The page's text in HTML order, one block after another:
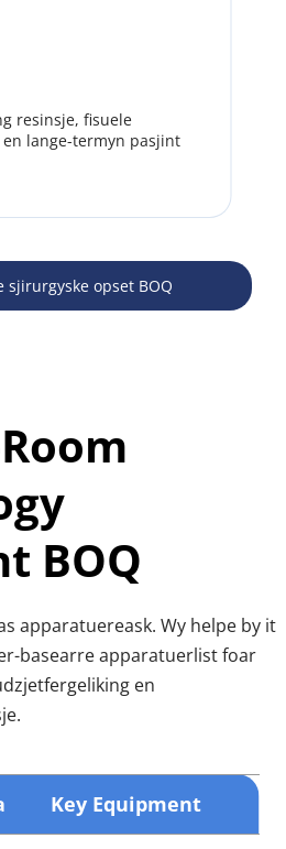
resinsje, fisuele
lange-termyn pasjint
sjirurgyske opset BOQ
BOQ
apparatuereask. Wy helpe by it
basearre apparatuerlist foar
en
Key Equipment